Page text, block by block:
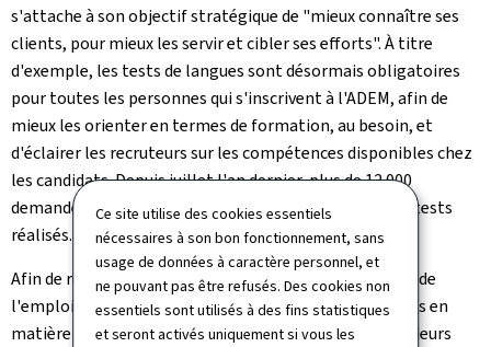
Ce site utilise des cookies essentiels
nécessaires à son bon fonctionnement, sans
usage de données à caractère personnel, et
ne pouvant pas être refusés. Des cookies non
essentiels sont utilisés à des fins statistiques
et seront activés uniquement si vous les
s'attache à son objectif stratégique de "mieux connaître ses
clients, pour mieux les servir et cibler ses efforts". À titre
d'exemple, les tests de langues sont désormais obligatoires
pour toutes les personnes qui s'inscrivent à l'ADEM, afin de
mieux les orienter en termes de formation, au besoin, et
d'éclairer les recruteurs sur les compétences disponibles chez
les candidats. Depuis juillet l'an dernier, plus de 12.000
demandeurs d'emploi ont été testés et plus de 30.500 tests
réalisés.
Afin de remédier à la pénurie des talents sur le marché de
l'emploi luxembourgeois, l'ADEM a renforcé ses actions en
matière de formation. Depuis 2019, la part des demandeurs